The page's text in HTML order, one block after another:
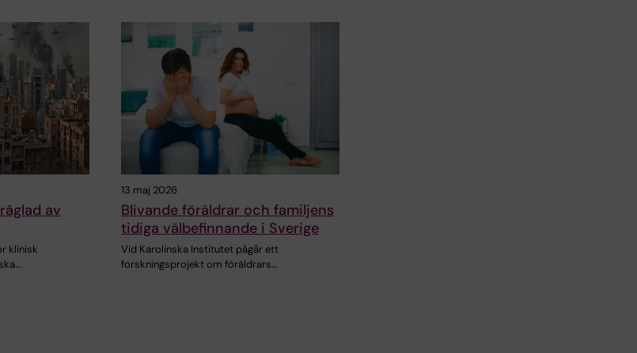
av
klinisk
13 maj 2026
Blivande föräldrar och familjens
tidiga välbefinnande i Sverige
Vid Karolinska Institutet pågår ett
forskningsprojekt om föräldrars…